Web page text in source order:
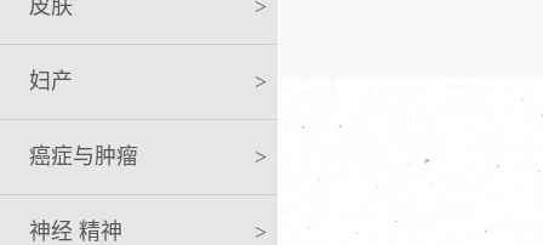
皮肤 >
妇产 >
癌症与肿瘤 >
神经 精神 >